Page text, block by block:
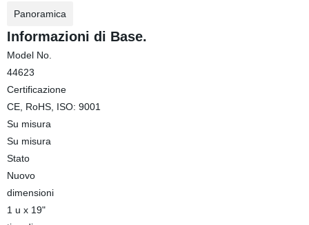
Panoramica
Informazioni di Base.
Model No.
44623
Certificazione
CE, RoHS, ISO: 9001
Su misura
Su misura
Stato
Nuovo
dimensioni
1 u x 19"